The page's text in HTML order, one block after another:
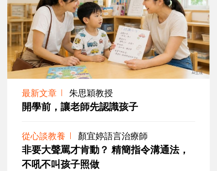
最新文章 朱思穎教授
開學前，讓老師先認識孩子
從心談教養 顏宜婷語言治療師
非要大聲罵才肯動？ 精簡指令溝通法，
不吼不叫孩子照做